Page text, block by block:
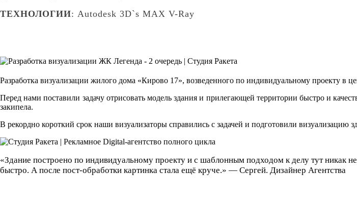
ТЕХНОЛОГИИ: Autodesk 3D`s MAX V-Ray
Разработка визуализации жилого дома «Кирово 17», возведенного по индивидуальному проекту в
Перед нами поставили задачу отрисовать модель здания и прилегающей территории быстро и
закипела.
В рекордно короткий срок наши визуализаторы справились с задачей и подготовили визуализацию
«Здание построено по индивидуальному проекту и с шаблонным подходом к делу тут никак
быстро. А после пост-обработки картинка стала ещё круче.» — Сергей. Дизайнер Агентства